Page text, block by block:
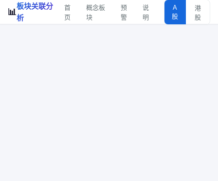
📊
板块关联分
析
首
页
概念板
块
预
警
说
明
A
股
港
股